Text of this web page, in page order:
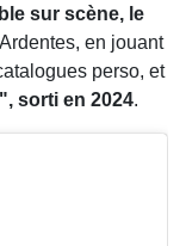
sur scène, le
en jouant
perso, et
sorti en 2024.